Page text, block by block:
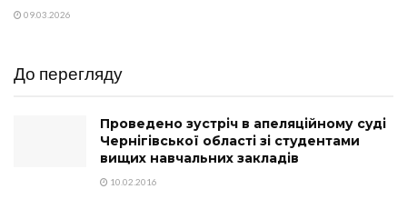
09.03.2026
До перегляду
Проведено зустріч в апеляційному суді
Чернігівської області зі студентами
вищих навчальних закладів
10.02.2016